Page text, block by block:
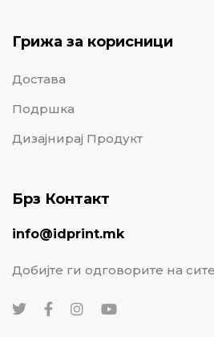
Грижа за корисници
Достава
Подршка
Дизајнирај Продукт
Брз Контакт
info@idprint.mk
Добијте ги одговорите на